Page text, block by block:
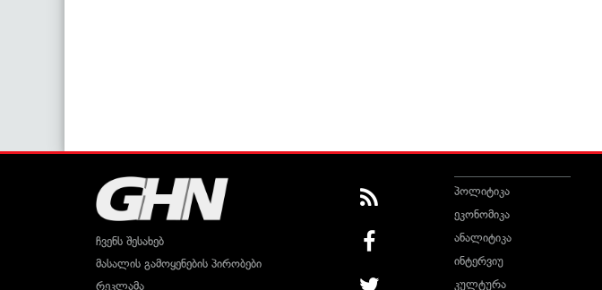
ჩვენს შესახებ
მასალის გამოყენების პირობები
რეკლამა
პოლიტიკა
ეკონომიკა
ანალიტიკა
ინტერვიუ
კულტურა